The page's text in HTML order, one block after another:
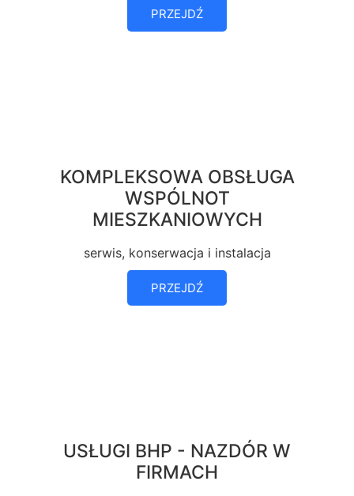
PRZEJDŹ
KOMPLEKSOWA OBSŁUGA
WSPÓLNOT
MIESZKANIOWYCH
serwis, konserwacja i instalacja
PRZEJDŹ
USŁUGI BHP - NAZDÓR W
FIRMACH